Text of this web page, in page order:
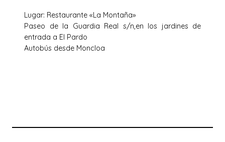
Lugar: Restaurante «La Montaña»
Paseo de la Guardia Real s/n,en los jardines de
entrada a El Pardo
Autobús desde Moncloa